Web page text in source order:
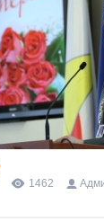
1462